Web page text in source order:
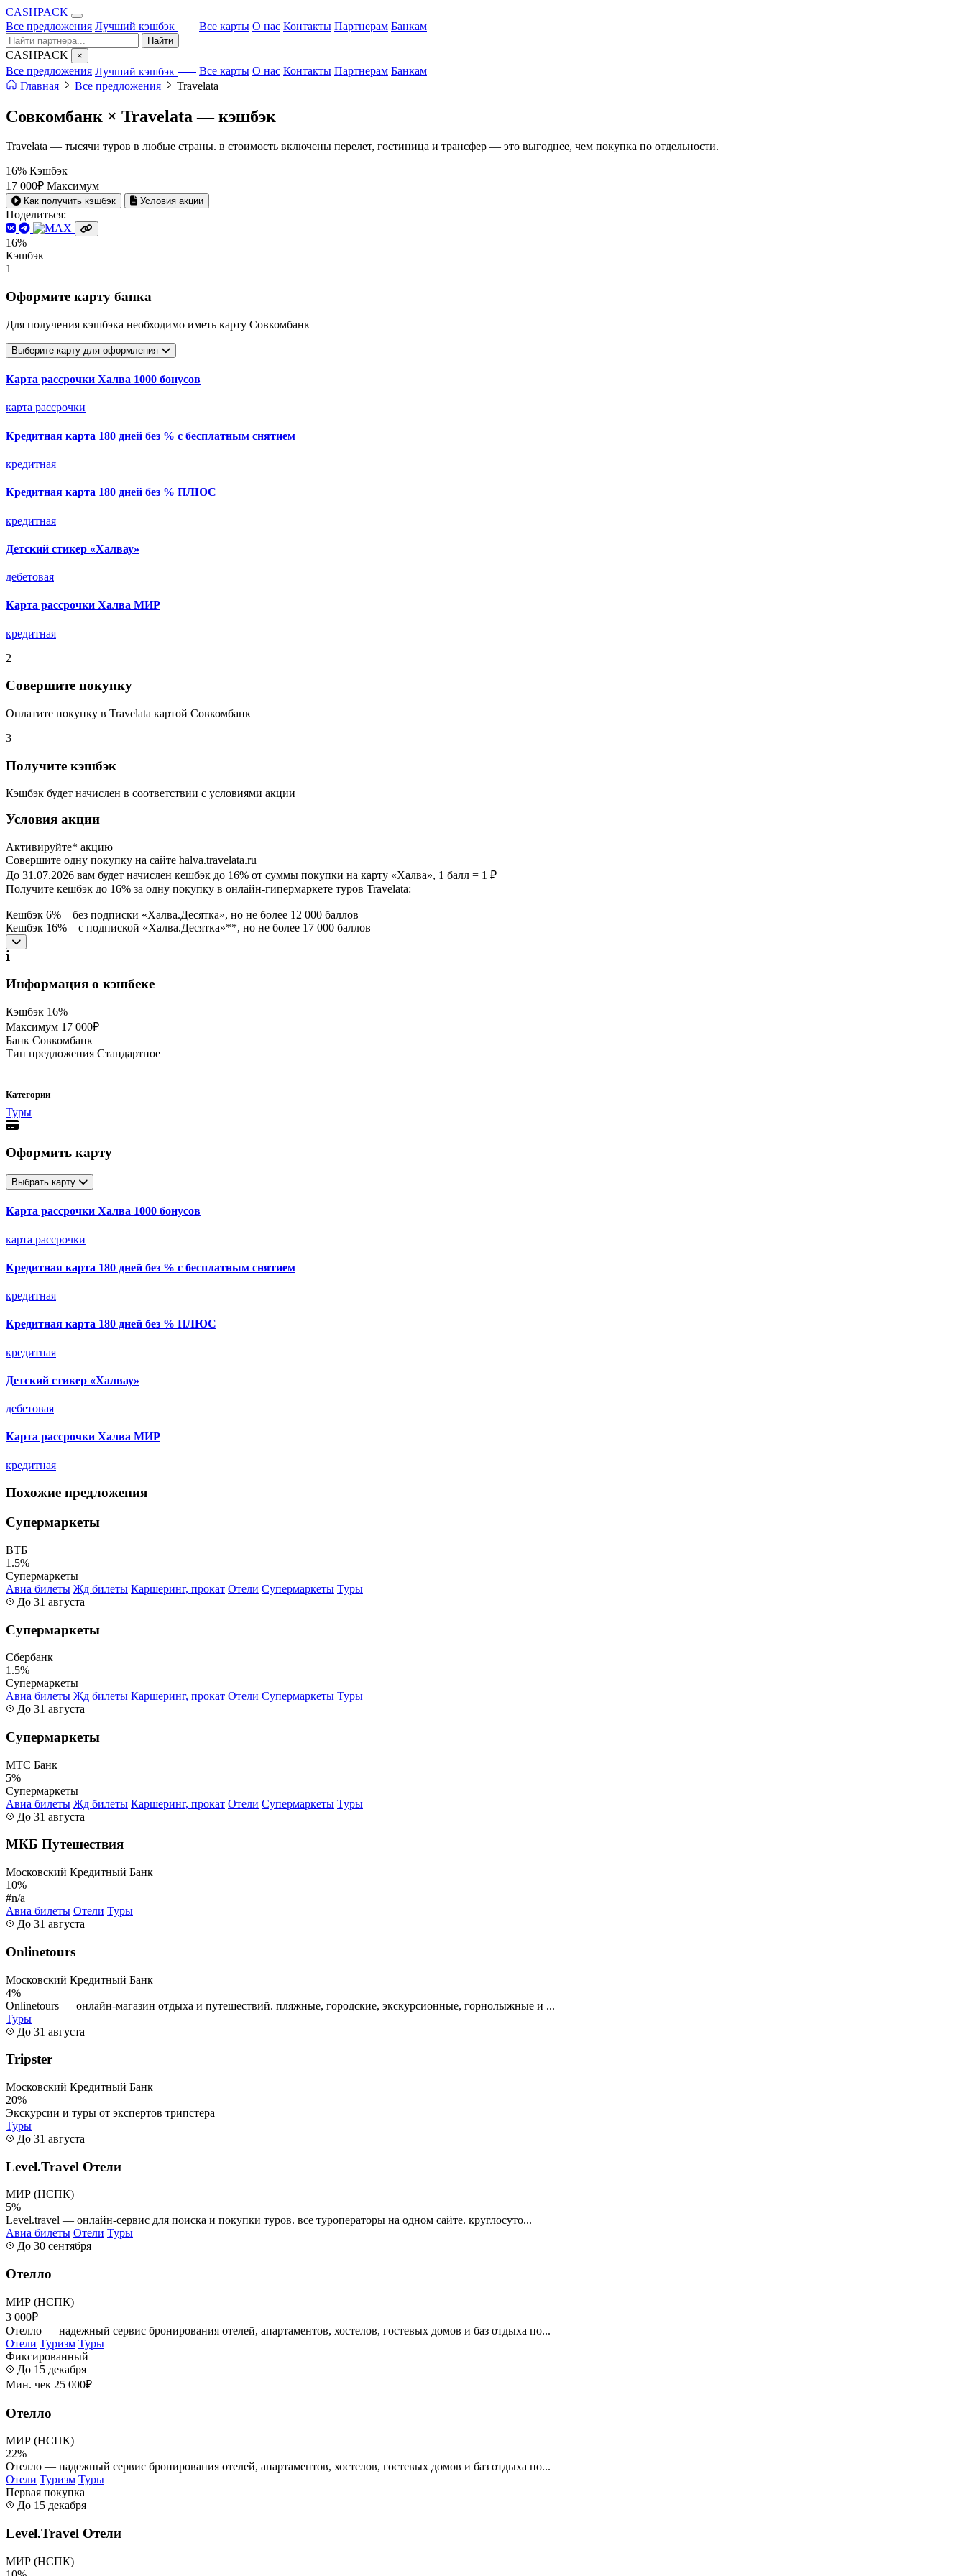
CASHPACK
Все предложения Лучший кэшбэк Все карты О нас Контакты Партнерам Банкам
Найти
CASHPACK ×
Все предложения Лучший кэшбэк Все карты О нас Контакты Партнерам Банкам
Главная
Все предложения Travelata
Совкомбанк × Travelata —кэшбэк
Travelata — тысячи туров в любые страны. в стоимость включены перелет, гостиница и трансфер — это выгоднее, чем покупка по отдельности.
16% Кэшбэк
17 000₽ Максимум
Как получить кэшбэк Условия акции
Поделиться:
16%
Кэшбэк
1
Оформите карту банка
Для получения кэшбэка необходимо иметь карту Совкомбанк
Выберите карту для оформления
Карта рассрочки Халва 1000 бонусов
карта рассрочки
Кредитная карта 180 дней без % с бесплатным снятием
кредитная
Кредитная карта 180 дней без % ПЛЮС
кредитная
Детский стикер «Халвау»
дебетовая
Карта рассрочки Халва МИР
кредитная
2
Совершите покупку
Оплатите покупку в Travelata картой Совкомбанк
3
Получите кэшбэк
Кэшбэк будет начислен в соответствии с условиями акции
Условия акции
Активируйте* акцию
Совершите одну покупку на сайте halva.travelata.ru
До 31.07.2026 вам будет начислен кешбэк до 16% от суммы покупки на карту «Халва», 1 балл = 1 ₽
Получите кешбэк до 16% за одну покупку в онлайн-гипермаркете туров Travelata:
Кешбэк 6% – без подписки «Халва.Десятка», но не более 12 000 баллов
Кешбэк 16% – с подпиской «Халва.Десятка»**, но не более 17 000 баллов
Информация о кэшбеке
Кэшбэк 16%
Максимум 17 000₽
Банк Совкомбанк
Тип предложения Стандартное
Категории
Туры
Оформить карту
Выбрать карту
Карта рассрочки Халва 1000 бонусов
карта рассрочки
Кредитная карта 180 дней без % с бесплатным снятием
кредитная
Кредитная карта 180 дней без % ПЛЮС
кредитная
Детский стикер «Халвау»
дебетовая
Карта рассрочки Халва МИР
кредитная
Похожие предложения
Супермаркеты
ВТБ
1.5%
Супермаркеты
Авиа билеты Жд билеты Каршеринг, прокат Отели Супермаркеты Туры
До 31 августа
Супермаркеты
Сбербанк
1.5%
Супермаркеты
Авиа билеты Жд билеты Каршеринг, прокат Отели Супермаркеты Туры
До 31 августа
Супермаркеты
МТС Банк
5%
Супермаркеты
Авиа билеты Жд билеты Каршеринг, прокат Отели Супермаркеты Туры
До 31 августа
МКБ Путешествия
Московский Кредитный Банк
10%
#n/a
Авиа билеты Отели Туры
До 31 августа
Onlinetours
Московский Кредитный Банк
4%
Onlinetours — онлайн-магазин отдыха и путешествий. пляжные, городские, экскурсионные, горнолыжные и ...
Туры
До 31 августа
Tripster
Московский Кредитный Банк
20%
Экскурсии и туры от экспертов трипстера
Туры
До 31 августа
Level.Travel Отели
МИР (НСПК)
5%
Level.travel — онлайн-сервис для поиска и покупки туров. все туроператоры на одном сайте. круглосуто...
Авиа билеты Отели Туры
До 30 сентября
Отелло
МИР (НСПК)
3 000₽
Отелло — надежный сервис бронирования отелей, апартаментов, хостелов, гостевых домов и баз отдыха по...
Отели Туризм Туры
Фиксированный
До 15 декабря
Мин. чек 25 000₽
Отелло
МИР (НСПК)
22%
Отелло — надежный сервис бронирования отелей, апартаментов, хостелов, гостевых домов и баз отдыха по...
Отели Туризм Туры
Первая покупка
До 15 декабря
Level.Travel Отели
МИР (НСПК)